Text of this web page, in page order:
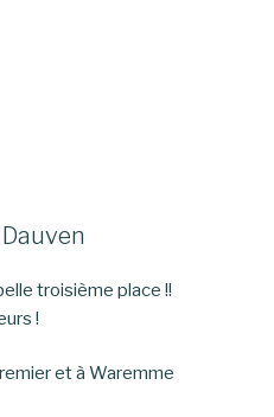
troisième place !!
!
et à Waremme